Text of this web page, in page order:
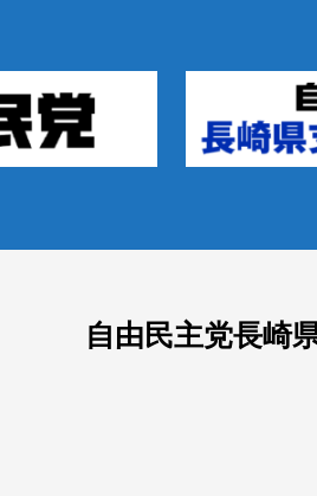
自由民主党長崎